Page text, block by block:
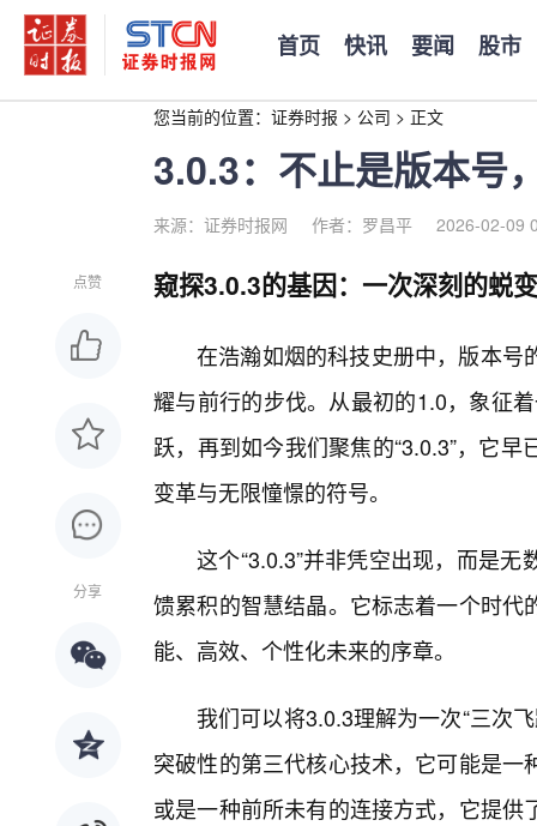
首页 快讯 要闻 股市
您当前的位置： 证券时报 > 公司 > 正文
3.0.3：不止是版本号
来源：证券时报网 作者：罗昌平 2026-02-09
点赞
分享
窥探3.0.3的基因：一次深刻的蜕变
在浩瀚如烟的科技史册中，版本号
耀与前行的步伐。从最初的1.0，象征
跃，再到如今我们聚焦的“3.0.3”，它
变革与无限憧憬的符号。
这个“3.0.3”并非凭空出现，而是
馈累积的智慧结晶。它标志着一个时
能、高效、个性化未来的序章。
我们可以将3.0.3理解为一次“三次
突破性的第三代核心技术，它可能是
或是一种前所未有的连接方式，它提